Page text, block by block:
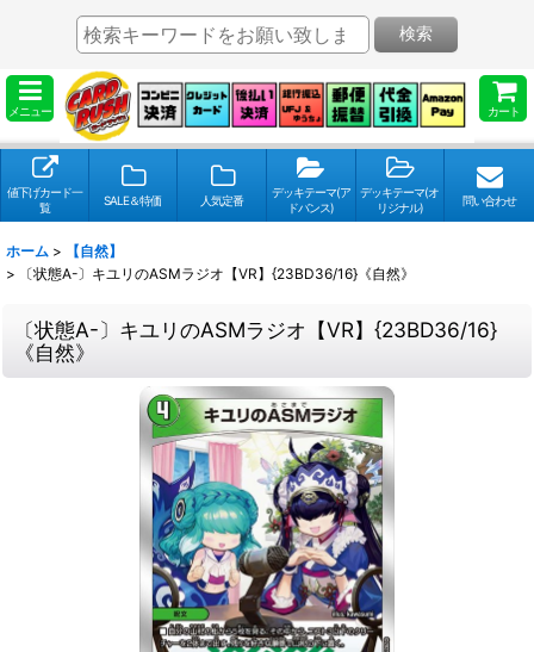
メニュー カート
検索
値下げカード一
覧
SALE＆特価 人気定番
デッキテーマ(ア
ドバンス)
デッキテーマ(オ
リジナル)
問い合わせ
ホーム >
【自然】
>
〔状態A-〕キユリのASMラジオ【VR】{23BD36/16}《自然》
〔状態A-〕キユリのASMラジオ【VR】{23BD36/16}
《自然》